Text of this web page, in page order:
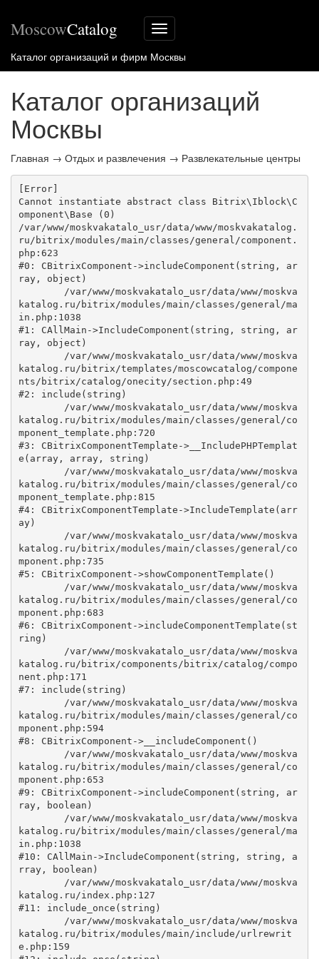
Меню
сайта
MoscowCatalog
Каталог организаций и фирм Москвы
Каталог организаций
Москвы
Главная → Отдых и развлечения → Развлекательные центры
[Error]
Cannot instantiate abstract class Bitrix\Iblock\C
omponent\Base (0)
/var/www/moskvakatalo_usr/data/www/moskvakatalog.
ru/bitrix/modules/main/classes/general/component.
php:623
#0: CBitrixComponent->includeComponent(string, ar
ray, object)
katalog.ru/bitrix/modules/main/classes/general/ma
in.php:1038
#1: CAllMain->IncludeComponent(string, string, ar
ray, object)
katalog.ru/bitrix/templates/moscowcatalog/compone
nts/bitrix/catalog/onecity/section.php:49
#2: include(string)
katalog.ru/bitrix/modules/main/classes/general/co
mponent_template.php:720
#3: CBitrixComponentTemplate->__IncludePHPTemplat
e(array, array, string)
katalog.ru/bitrix/modules/main/classes/general/co
mponent_template.php:815
#4: CBitrixComponentTemplate->IncludeTemplate(arr
ay)
katalog.ru/bitrix/modules/main/classes/general/co
mponent.php:735
#5: CBitrixComponent->showComponentTemplate()
katalog.ru/bitrix/modules/main/classes/general/co
mponent.php:683
#6: CBitrixComponent->includeComponentTemplate(st
ring)
katalog.ru/bitrix/components/bitrix/catalog/compo
nent.php:171
#7: include(string)
katalog.ru/bitrix/modules/main/classes/general/co
mponent.php:594
#8: CBitrixComponent->__includeComponent()
katalog.ru/bitrix/modules/main/classes/general/co
mponent.php:653
#9: CBitrixComponent->includeComponent(string, ar
ray, boolean)
katalog.ru/bitrix/modules/main/classes/general/ma
in.php:1038
#10: CAllMain->IncludeComponent(string, string, a
rray, boolean)
katalog.ru/index.php:127
#11: include_once(string)
katalog.ru/bitrix/modules/main/include/urlrewrit
e.php:159